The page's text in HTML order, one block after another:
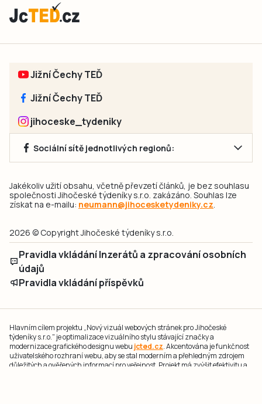
Jižní Čechy TEĎ
Jižní Čechy TEĎ
jihoceske_tydeniky
Sociální sítě jednotlivých regionů:
Jakékoliv užití obsahu, včetně převzetí článků, je bez souhlasu
společnosti Jihočeské týdeníky s.r.o. zakázáno. Souhlas lze
získat na e-mailu: neumann@jihocesketydeniky.cz.
2026 © Copyright Jihočeské týdeníky s.r.o.
Pravidla vkládání Inzerátů a zpracování osobních
údajů
Pravidla vkládání příspěvků
Hlavním cílem projektu „Nový vizuál webových stránek pro Jihočeské
týdeníky s.r.o." je optimalizace vizuálního stylu stávající značky a
modernizace grafického designu webu jcted.cz. Akcentována je funkčnost
uživatelského rozhraní webu, aby se stal moderním a přehledným zdrojem
důležitých a ověřených informací pro veřejnost. Projekt má zvýšit efektivitu a